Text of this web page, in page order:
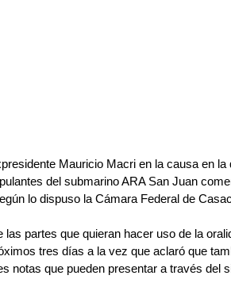
Mauricio Macri en la causa en
del submarino ARA San Juan
lo dispuso la Cámara Federal de
las partes que quieran hacer uso de la
tres días a la vez que aclaró que
notas que pueden presentar a través del